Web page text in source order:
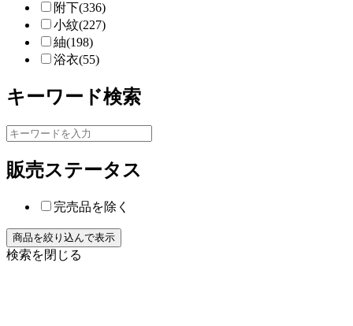
附下(336)
小紋(227)
紬(198)
浴衣(55)
キーワード検索
販売ステータス
完売品を除く
検索を閉じる